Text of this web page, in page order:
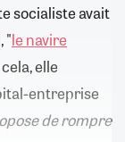
socialiste avait
"le navire
elle
entreprise
de rompre